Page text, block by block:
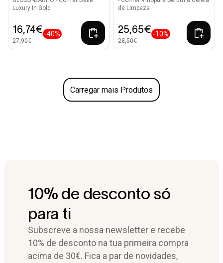
Luxury In Gold
16,74€
27,90€
-40%
de Limpeza
25,65€
28,50€
-10%
Carregar mais Produtos
10% de desconto só
para ti
Subscreve a nossa newsletter e recebe
10% de desconto na tua primeira compra
acima de 30€. Fica a par de novidades,